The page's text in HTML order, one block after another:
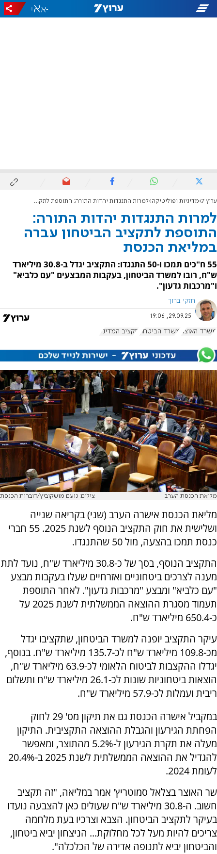
-
+
ערוץ 7 מדיניות ופוליטיקה למרות התנגדות יהדות התורה: התוספת לתקציב הביטחון עברה במליאת הכנסת
למרות התנגדות יהדות התורה:
התוספת לתקציב הביטחון עברה
במליאת הכנסת
55 ח"כים תמכו ו-50 התנגדו: התקציב יגדל ב-30.8 מיליארד
ש"ח, רובו למשרד הביטחון, בעקבות המבצעים "עם כלביא"
ו"מרכבות גדעון".
חזקי ברוך
29.09.25, 19:06
משרד האוצר משרד הביטחון תקציב המדינה
מליאת הכנסת הערב צילום: נועם מושקוביץ/דוברות הכנסת
מליאת הכנסת אישרה הערב (שני) בקריאה שנייה
ושלישית את חוק התקציב הנוסף לשנת 2025. 55 חברי
כנסת תמכו בהצעה, מול 50 שהתנגדו.
התקציב הנוסף, בסך של כ-30.8 מיליארד ש"ח, נועד לתת
מענה לצרכים ביטחוניים ואזרחיים שעלו בעקבות מבצע
"עם כלביא" ומבצע "מרכבות גדעון". לאחר התוספת
תעמוד מסגרת ההוצאה הממשלתית לשנת 2025 על
כ-650.4 מיליארד ש"ח.
עיקר התקציב יופנה למשרד הביטחון, שתקציבו יגדל
מכ-109.8 מיליארד ש"ח לכ-135.7 מיליארד ש"ח. בנוסף,
יגדלו ההקצבות לביטוח הלאומי לכ-63.9 מיליארד ש"ח,
הוצאות ביטחוניות שונות לכ-26.1 מיליארד ש"ח ותשלום
ריבית ועמלות לכ-57.9 מיליארד ש"ח.
במקביל אישרה הכנסת גם את תיקון מס' 29 לחוק
הפחתת הגירעון והגבלת ההוצאה התקציבית. התיקון
מעלה את תקרת הגירעון ל-5.2% מהתוצר, ומאפשר
להגדיל את ההוצאה הממשלתית לשנת 2025 ב-20.4%
לעומת 2024.
שר האוצר בצלאל סמוטריץ' אמר במליאה, "זה תקציב
חשוב. ה-30.8 מיליארד ש"ח שעולים כאן להצבעה נועדו
בעיקר לתקציב הביטחון. הצבא וצרכיו בעת מלחמה
צריכים להיות מעל לכל מחלוקת... הניצחון יביא ביטחון,
והביטחון יביא לתנופה אדירה של הכלכלה".